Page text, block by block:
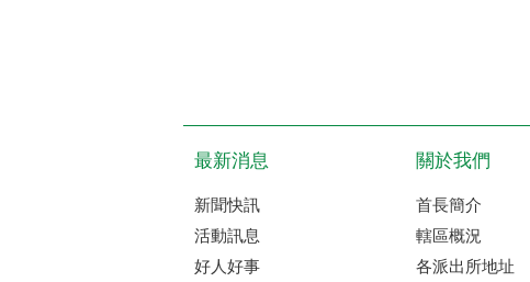
最新消息
新聞快訊
活動訊息
好人好事
關於我們
首長簡介
轄區概況
各派出所地址